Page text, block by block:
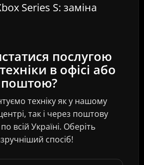
Series S: заміна
послугою
в офісі або
поштою?
техніку як у нашому
так і через поштову
всій Україні. Оберіть
спосіб!